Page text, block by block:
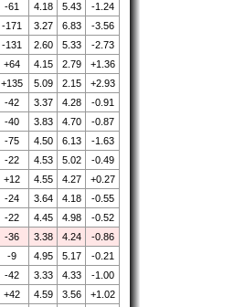
-61 4.18 5.43
-1.24
-171 3.27 6.83
-3.56
-131 2.60 5.33
-2.73
+64 4.15 2.79
+1.36
+135 5.09 2.15
+2.93
-42 3.37 4.28
-0.91
-40 3.83 4.70
-0.87
-75 4.50 6.13
-1.63
-22 4.53 5.02
-0.49
+12 4.55 4.27
+0.27
-24 3.64 4.18
-0.55
-22 4.45 4.98
-0.52
-36 3.38 4.24
-0.86
-9 4.95 5.17
-0.21
-42 3.33 4.33
-1.00
+42 4.59 3.56
+1.02